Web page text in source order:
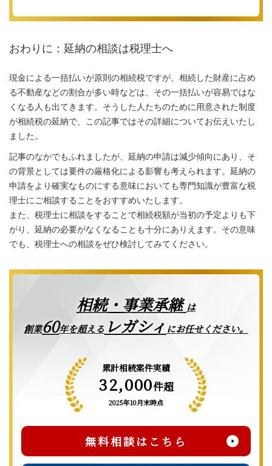
おわりに：延納の相談は税理士へ
現金による一括払いが原則の相続税ですが、相続した財産に占め
る不動産などの割合が多い時などは、その一括払いが容易ではな
くなる人も出てきます。そうした人たちのために用意された制度
が相続税の延納で、この記事ではその詳細についてお伝えいたし
ました。
記事のなかでもふれましたが、延納の申請は減少傾向にあり、そ
の背景としては要件の厳格化による影響も考えられます。延納の
申請をより確実なものにする意味においても専門知識が豊富な税
理士にご相談することをおすすめいたします。
また、税理士に相談をすることで相続税額が当初の予定よりも下
がり、延納の必要がなくなることも十分にありえます。その意味
でも、税理士への相談をぜひ検討してみてください。
相続・事業承継は
創業60年を超える レガシィ にお任せください。
累計相続案件実績
32,000件超
2025年10月末時点
無料相談はこちら